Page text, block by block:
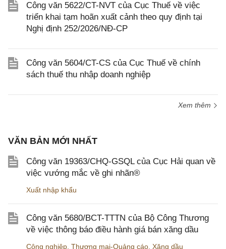
Công văn 5622/CT-NVT của Cục Thuế về việc
triển khai tạm hoãn xuất cảnh theo quy định tại
Nghị định 252/2026/NĐ-CP
Công văn 5604/CT-CS của Cục Thuế về chính
sách thuế thu nhập doanh nghiệp
Xem thêm
VĂN BẢN MỚI NHẤT
Công văn 19363/CHQ-GSQL của Cục Hải quan về
việc vướng mắc về ghi nhãn®
Xuất nhập khẩu
Công văn 5680/BCT-TTTN của Bộ Công Thương
về việc thông báo điều hành giá bán xăng dầu
Công nghiệp Thương mại-Quảng cáo Xăng dầu